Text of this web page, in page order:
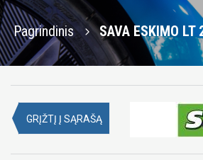
Pagrindinis SAVA ESKIMO
GRĮŽTĮ Į SĄRAŠĄ